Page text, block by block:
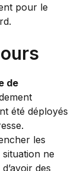
pour le
de
été déployés
les
ne
des